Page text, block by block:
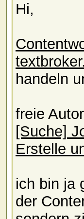
Hi,
handeln
freie
[Suche]
Erstelle
ich bin ja
der